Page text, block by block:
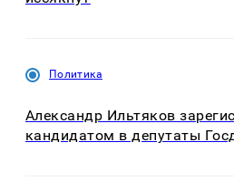
Политика
Александр Ильтяков
кандидатом в депутаты